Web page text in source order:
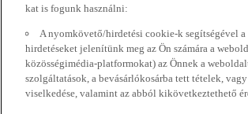
kat is fogunk használni:
A nyomkövető/hirdetési cookie-k segítségével
hirdetéseket jelenítünk meg az Ön számára a
közösségimédia-platformokat) az Önnek a
szolgáltatások, a bevásárlókosárba tett tételek,
viselkedése, valamint az abból kikövetkeztethető